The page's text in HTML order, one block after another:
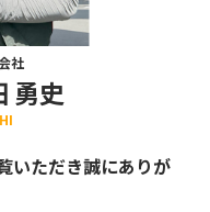
社
勇史
いただき誠にありが